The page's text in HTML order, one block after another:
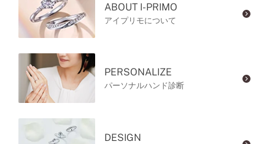
ABOUT I-PRIMO
アイプリモについて
PERSONALIZE
パーソナルハンド診断
DESIGN